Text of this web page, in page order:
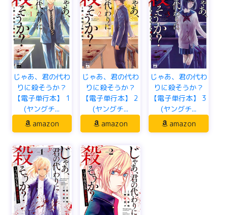
じゃあ、君の代わ
りに殺そうか？
【電子単行本】 1
(ヤングチ...
amazon
じゃあ、君の代わ
りに殺そうか？
【電子単行本】 2
(ヤングチ...
amazon
じゃあ、君の代わ
りに殺そうか？
【電子単行本】 3
(ヤングチ...
amazon